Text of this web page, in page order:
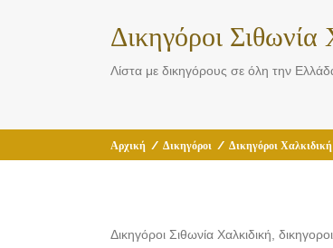
Δικηγόροι Σιθωνία
Λίστα με δικηγόρους σε όλη την
Αρχική / Δικηγόροι / Δικηγόροι Χαλκιδική
Δικηγόροι Σιθωνία Χαλκιδική,